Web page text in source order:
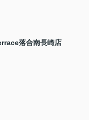
落合南長崎店